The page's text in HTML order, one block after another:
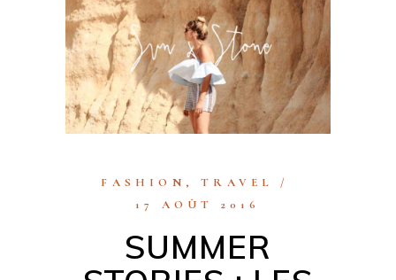
FASHION ,TRAVEL
17 AOÛT 2016
SUMMER